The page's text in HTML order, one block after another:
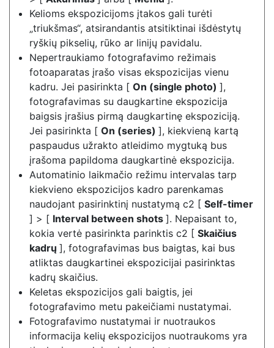
Kelioms ekspozicijoms įtakos gali turėti
„triukšmas“, atsirandantis atsitiktinai išdėstytų
ryškių pikselių, rūko ar linijų pavidalu.
Nepertraukiamo fotografavimo režimais
fotoaparatas įrašo visas ekspozicijas vienu
kadru. Jei pasirinkta [ On (single photo) ],
fotografavimas su daugkartine ekspozicija
baigsis įrašius pirmą daugkartinę ekspoziciją.
Jei pasirinkta [ On (series) ], kiekvieną kartą
paspaudus užrakto atleidimo mygtuką bus
įrašoma papildoma daugkartinė ekspozicija.
Automatinio laikmačio režimu intervalas tarp
kiekvieno ekspozicijos kadro parenkamas
naudojant pasirinktinį nustatymą c2 [ Self-timer
] > [ Interval between shots ]. Nepaisant to,
kokia vertė pasirinkta parinktis c2 [ Skaičius
kadrų ], fotografavimas bus baigtas, kai bus
atliktas daugkartinei ekspozicijai pasirinktas
kadrų skaičius.
Keletas ekspozicijos gali baigtis, jei
fotografavimo metu pakeičiami nustatymai.
Fotografavimo nustatymai ir nuotraukos
informacija kelių ekspozicijos nuotraukoms yra